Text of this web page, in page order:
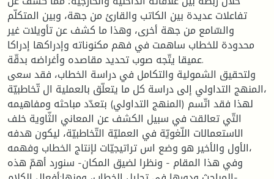
تفاعلات عديدة بين الكاتب والقارئ من جهة، وبين المتكلّم
والسّامع من جهة أخرى، وهذا ما كشف عن تأويلات غير
محدودة للخطاب ساهمت في فهم مكنوناته وإدراكها إدراكا
عميقا يتّجه صوب تحديد مقاصده وأغراضه بدقّة.
ولتحقيق الشمولية والتكامل في دراسة الخطاب، فقد سعى
المنهج التداولي إلى دراسة كل ما يتعلّق بالعملية ال تّخاطبيّة،
لهذا فقد اتّسم (المنهج التداولي) بتعدّد مباحثه ومفاهيمه
التّي تعالقت في سبيل الكشف عن المعاني الثّاوية خلف
الاستعمالات اللّغويّة في العمليّة التّخاطبيّة، ليكون هدفه
الأول والأخير هو وضع اس تراتيجيّات لإنتاج الخطاب وفهمه،
وفي هذا المقام - ونظرا لضيق المكان- سنورد أهمّ هذه